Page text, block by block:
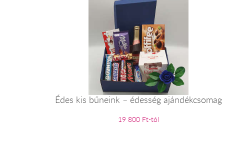
Édes kis bűneink – édesség ajándékcsomag
19 800 Ft-tól